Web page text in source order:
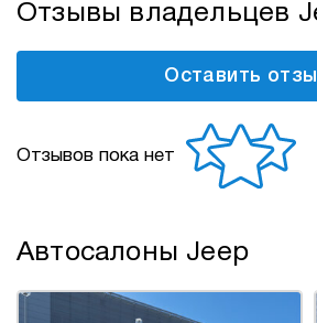
Отзывы владельцев
Оставить
Отзывов пока нет
Автосалоны Jeep